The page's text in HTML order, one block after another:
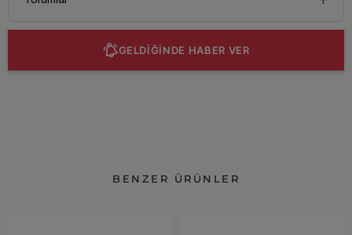
GELDİĞİNDE HABER VER
BENZER ÜRÜNLER